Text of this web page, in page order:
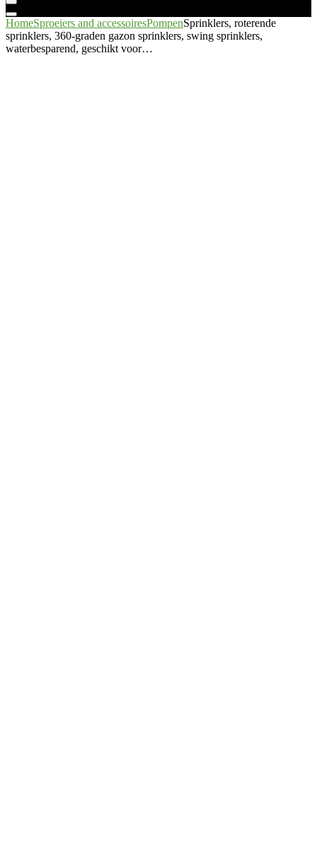
HomeSproeiers and accessoiresPompenSprinklers, roterende
sprinklers, 360-graden gazon sprinklers, swing sprinklers,
waterbesparend, geschikt voor…